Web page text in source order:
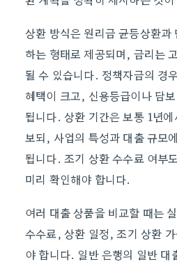
상환 방식은 원리금 균등상환
하는 형태로 제공되며, 금리는
될 수 있습니다. 정책자금의 경
혜택이 크고, 신용등급이나 담
됩니다. 상환 기간은 보통 1년
보되, 사업의 특성과 대출 규모
됩니다. 조기 상환 수수료 여부
미리 확인해야 합니다.
여러 대출 상품을 비교할 때는
수수료, 상환 일정, 조기 상환
야 합니다. 일반 은행의 일반 대